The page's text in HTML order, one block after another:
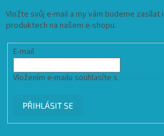
Vložte svůj e-mail a my vám budeme zasílat
produktech na našem e-shopu.
E-mail
Vložením e-mailu souhlasíte s
PŘIHLÁSIT SE